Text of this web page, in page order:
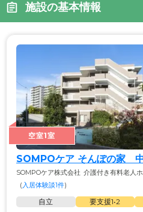
施設の基本情報
空室1室
SOMPOケア そんぽの家　
SOMPOケア株式会社 介護付き有料老人
(入居体験談1件)
自立 要支援1•2